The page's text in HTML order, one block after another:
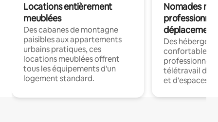
Locations entièrement
meublées
Des cabanes de montagne
paisibles aux appartements
urbains pratiques, ces
locations meublées offrent
tous les équipements d'un
logement standard.
Nomades
déplacement
Des
confortables
professionnels
télétravail
et d'espaces